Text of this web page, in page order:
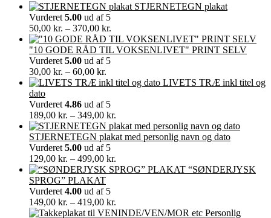
STJERNETEGN plakat
Vurderet 5.00 ud af 5
50,00 kr. – 370,00 kr.
50,00 kr.
til
"10 GODE RÅD TIL VOKSENLIVET" PRINT SELV
Vurderet 5.00 ud af 5
30,00 kr. – 60,00 kr.
30,00 kr.
60,00 kr.
LIVETS TRÆ inkl titel og
dato
Vurderet 4.86 ud af 5
189,00 kr. – 349,00 kr.
189,00 kr.
til
STJERNETEGN plakat med personlig navn og dato
Vurderet 5.00 ud af 5
129,00 kr. – 499,00 kr.
129,00 kr.
“SØNDERJYSK
SPROG” PLAKAT
Vurderet 4.00 ud af 5
149,00 kr. – 419,00 kr.
149,00 kr.